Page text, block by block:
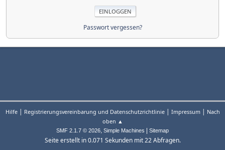
Passwort vergessen?
Hilfe| Registrierungsvereinbarung und Datenschutzrichtlinie| Impressum| Nach
oben ▲
SMF 2.1.7 © 2026, Simple Machines Sitemap
Seite erstellt in 0.071 Sekunden mit 22 Abfragen.